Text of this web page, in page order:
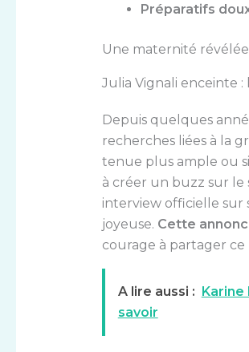
Préparatifs
Une maternité
Julia Vignali enceinte
Depuis quelques
recherches liées à la
tenue plus ample ou
à créer un buzz sur le
interview officielle sur
joyeuse. Cette
courage à partager
A lire aussi : Karine
savoir